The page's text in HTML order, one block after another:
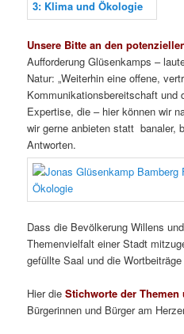
Unsere Bitte an den
Aufforderung Glüsenkamps –
Natur: „Weiterhin eine offene,
Kommunikationsbereitschaft und
Expertise, die – hier können wir
wir gerne anbieten statt banaler,
Antworten.
Dass die Bevölkerung Willens
Themenvielfalt einer Stadt
gefüllte Saal und die
Hier dieStichworte der Themen
Bürgerinnen und Bürger am